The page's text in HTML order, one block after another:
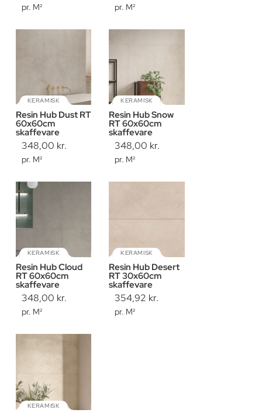
pr. M² pr. M²
KERAMISK
Resin Hub Dust RT
60x60cm
skaffevare
348,00 kr.
pr. M²
KERAMISK
Resin Hub Snow
RT 60x60cm
skaffevare
348,00 kr.
pr. M²
KERAMISK
Resin Hub Cloud
RT 60x60cm
skaffevare
348,00 kr.
pr. M²
KERAMISK
Resin Hub Desert
RT 30x60cm
skaffevare
354,92 kr.
pr. M²
KERAMISK